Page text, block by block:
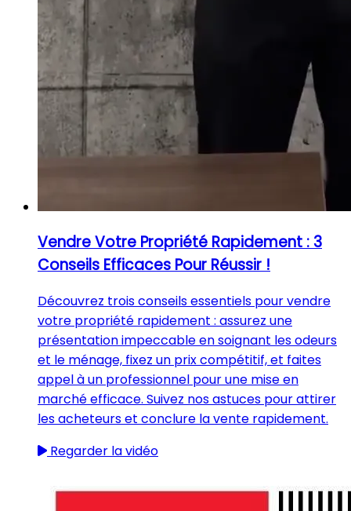
Vendre Votre Propriété Rapidement : 3
Conseils Efficaces Pour Réussir !
Découvrez trois conseils essentiels pour vendre
votre propriété rapidement : assurez une
présentation impeccable en soignant les odeurs
et le ménage, fixez un prix compétitif, et faites
appel à un professionnel pour une mise en
marché efficace. Suivez nos astuces pour attirer
les acheteurs et conclure la vente rapidement.
Regarder la vidéo